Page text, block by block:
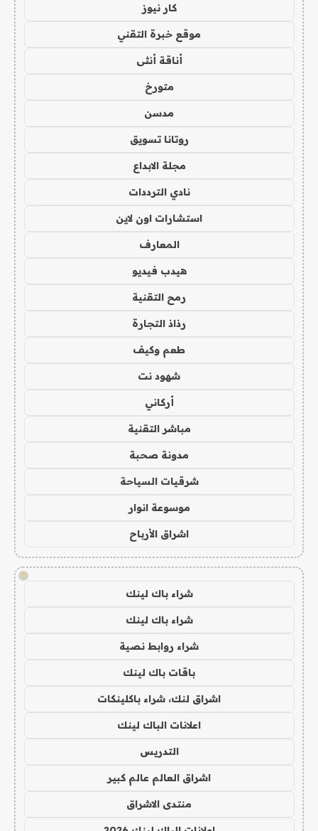
كار نيوز
موقع خبرة التقني
أناقة أنثى
متورخ
مدسن
روتانا تسويق
مجلة الابداع
نادي الترددات
استشارات اون لاين
المعارف
هيدب فيديو
رمح التقنية
رذاذ التجارة
طعم وكيف
شهود نت
أركاني
مباشر التقنية
مدونة صحبة
شرقيات السياحة
موسوعة انوار
اشراق الأرباح
!
شراء باك لينك
شراء باك لينك
شراء روابط نصية
باقات باك لينك
اشراق لنك، شراء باكلينكات
اعلانات الباك لينك
التدريس
اشراق العالم عالم كبير
منتدى الاشراق